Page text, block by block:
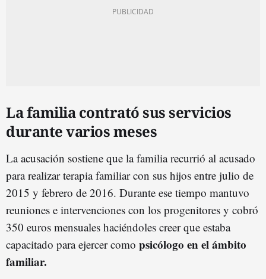
La familia contrató sus servicios
durante varios meses
La acusación sostiene que la familia recurrió al acusado
para realizar terapia familiar con sus hijos entre julio de
2015 y febrero de 2016. Durante ese tiempo mantuvo
reuniones e intervenciones con los progenitores y cobró
350 euros mensuales haciéndoles creer que estaba
capacitado para ejercer como psicólogo en el ámbito
familiar.